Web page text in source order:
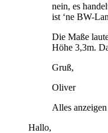
nein, es
ist ‘ne BW-
Die Maße
Höhe 3,3m.
Gruß,
Oliver
Alles anzeigen
Hallo,